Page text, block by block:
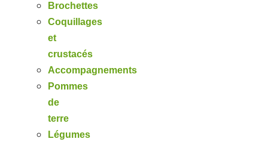
Brochettes
Coquillages
et
crustacés
Accompagnements
Pommes
de
terre
Légumes